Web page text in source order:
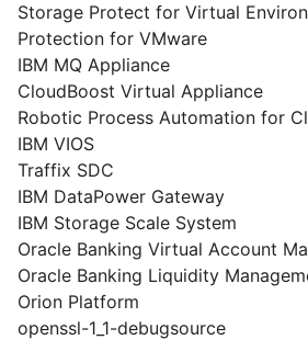
Storage Protect for Virtual
Protection for VMware
IBM MQ Appliance
CloudBoost Virtual Appliance
Robotic Process Automation for
IBM VIOS
Traffix SDC
IBM DataPower Gateway
IBM Storage Scale System
Oracle Banking Virtual Account
Oracle Banking Liquidity
Orion Platform
openssl-1_1-debugsource